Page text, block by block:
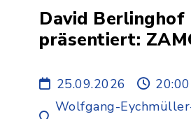
David Berlinghof
präsentiert:
Angela Ascher
Pongratz
25.09.2026
Wolfgang-